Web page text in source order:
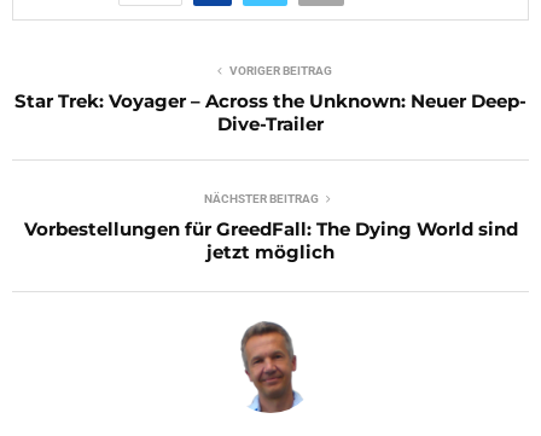
VORIGER BEITRAG
Star Trek: Voyager – Across the Unknown: Neuer Deep-
Dive-Trailer
NÄCHSTER BEITRAG
Vorbestellungen für GreedFall: The Dying World sind
jetzt möglich